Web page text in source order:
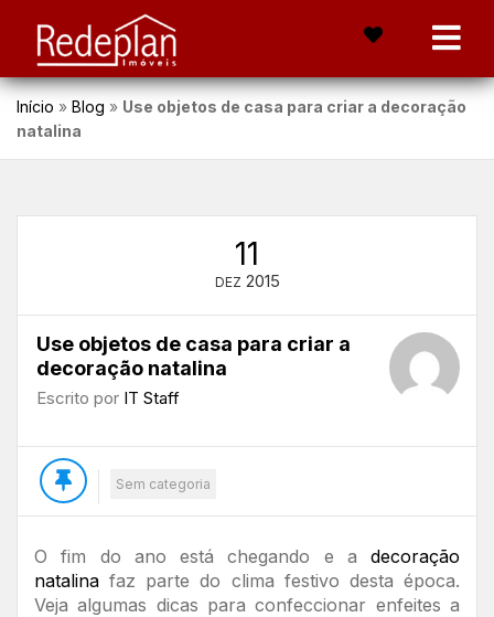
Início » Blog » Use objetos de casa para criar a decoração
natalina
11
DEZ 2015
Use objetos de casa para criar a
decoração natalina
Escrito por IT Staff
Sem categoria
O fim do ano está chegando e a
decoração
natalina faz parte do clima festivo desta época.
Veja algumas dicas para confeccionar enfeites a